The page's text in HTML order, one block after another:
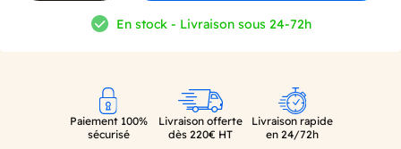
En stock - Livraison sous 24-72h
Paiement 100%
sécurisé
Livraison offerte
dès 220€ HT
Livraison rapide
en 24/72h